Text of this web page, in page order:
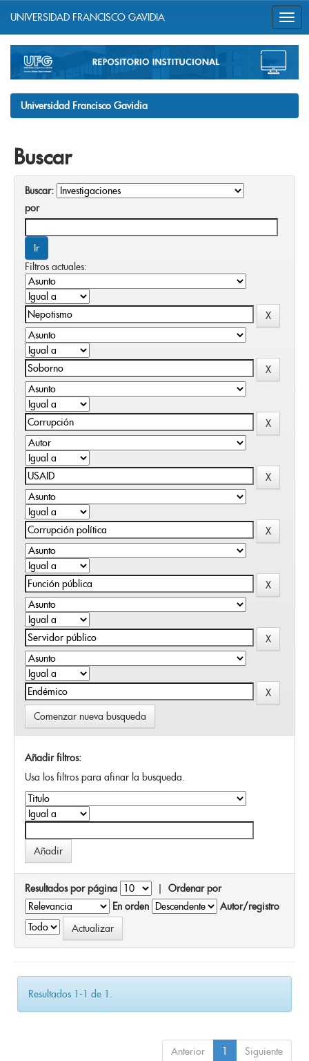
navigation
UNIVERSIDAD FRANCISCO GAVIDIA
Universidad Francisco Gavidia
Buscar
Buscar:
por
Filtros actuales:
Comenzar nueva busqueda
Añadir filtros:
Usa los filtros para afinar la busqueda.
Resultados por página | Ordenar por
En orden
Autor/registro
Resultados 1-1 de 1.
Anterior 1 Siguiente